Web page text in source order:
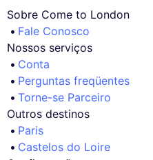
Sobre Come to London
Fale Conosco
Nossos serviços
Conta
Perguntas freqüentes
Torne-se Parceiro
Outros destinos
Paris
Castelos do Loire